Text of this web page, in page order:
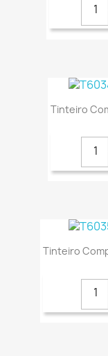
Tinteiro
Tinteiro